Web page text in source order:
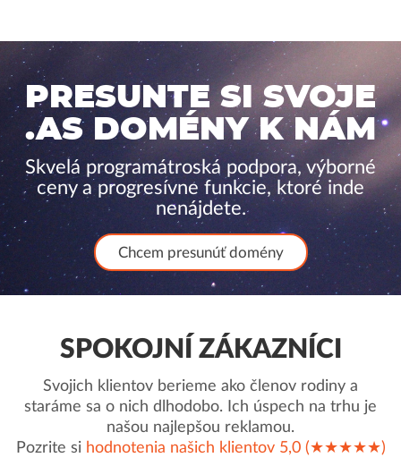
PRESUNTE SI SVOJE
.AS DOMÉNY K NÁM
Skvelá programátroská podpora, výborné
ceny a progresívne funkcie, ktoré inde
nenájdete.
Chcem presunúť domény
SPOKOJNÍ ZÁKAZNÍCI
Svojich klientov berieme ako členov rodiny a
staráme sa o nich dlhodobo. Ich úspech na trhu je
našou najlepšou reklamou.
Pozrite si hodnotenia našich klientov 5,0 (★★★★★)